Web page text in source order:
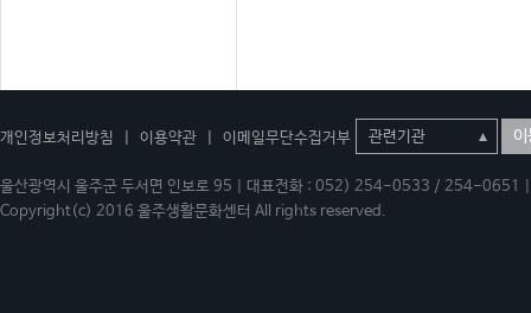
개인정보처리방침 이용약관 이메일무단수집거부 이
울산광역시 울주군 두서면 인보로 95 | 대표전화 : 052) 254-0533 / 254-
Copyright(c) 2016 울주생활문화센터 All rights reserved.